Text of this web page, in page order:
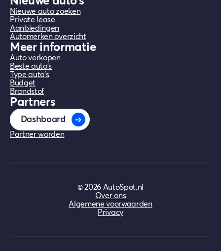
Nieuwe auto zoeken
Private lease
Aanbiedingen
Automerken overzicht
Meer informatie
Auto verkopen
Beste auto's
Type auto's
Budget
Brandstof
Partners
Dashboard
Partner worden
©2026AutoSpot.nl
Over ons
Algemene voorwaarden
Privacy